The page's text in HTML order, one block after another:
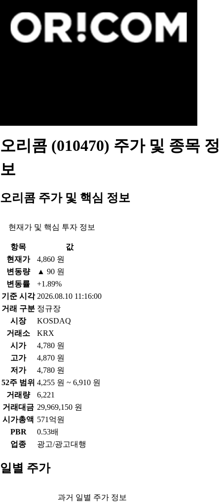
오리콤 (010470) 주가 및 종목 정
보
오리콤 주가 및 핵심 정보
현재가 및 핵심 투자 정보
항목
값
현재가
4,860 원
변동량
▲ 90 원
변동률
+1.89%
기준 시각 2026.08.10 11:16:00
거래 구분 정규장
시장
KOSDAQ
거래소
KRX
시가
4,780 원
고가
4,870 원
저가
4,780 원
52주 범위 4,255 원 ~ 6,910 원
거래량
6,221
거래대금 29,969,150 원
시가총액 571억원
PBR
0.53배
업종
광고/광고대행
일별 주가
과거 일별 주가 정보